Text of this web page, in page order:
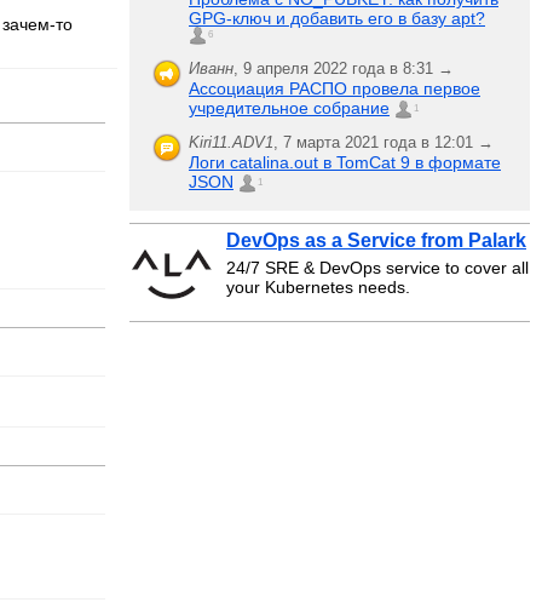
то
GPG-ключ и добавить его в базу apt?
6
Иванн, 9 апреля 2022 года в 8:31 →
Ассоциация РАСПО провела первое
учредительное собрание
1
Kiri11.ADV1, 7 марта 2021 года в 12:01 →
Логи catalina.out в TomCat 9 в формате
JSON
1
DevOps as a Service from Palark
24/7 SRE & DevOps service to cover all
your Kubernetes needs.